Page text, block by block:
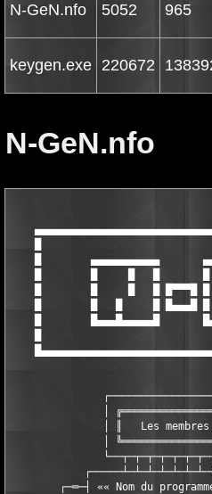
N-GeN.nfo 5052 965
keygen.exe 220672
N-GeN.nfo
█        ▄▄▄▄▄▄▄▄▄▄▄
█        █     █   █
█        █     █   █ █▀▀▀█
█        █   █     █ █▄▄▄█
█        █▄▄▄█▄▄▄▄▄█
│
│ ║   Les
│
┌─═─┤ «« Nom du